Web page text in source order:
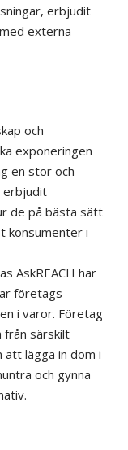
erbjudit
externa
och
exponeringen
en stor och
erbjudit
de på bästa sätt
konsumenter i
AskREACH har
företags
i varor. Företag
från särskilt
att lägga in dom i
och gynna